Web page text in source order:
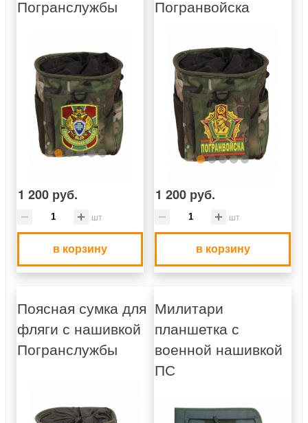
Погранслужбы
1 200 руб.
шт
в корзину
Погранвойска
1 200 руб.
шт
в корзину
Поясная сумка для
фляги с нашивкой
Погранслужбы
Милитари
планшетка с
военной нашивкой
ПС